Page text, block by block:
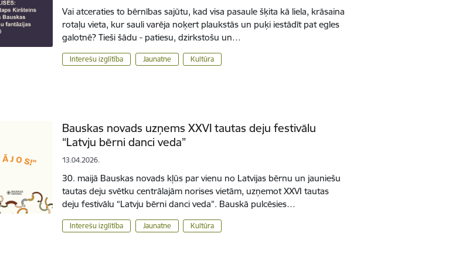
Vai atceraties to bērnības sajūtu, kad visa pasaule šķita kā liela, krāsaina
rotaļu vieta, kur sauli varēja noķert plaukstās un puķi iestādīt pat egles
galotnē? Tieši šādu - patiesu, dzirkstošu un…
Interešu izglītība Jaunatne Kultūra
Bauskas novads uzņems XXVI tautas deju festivālu
“Latvju bērni danci veda”
13.04.2026.
30. maijā Bauskas novads kļūs par vienu no Latvijas bērnu un jauniešu
tautas deju svētku centrālajām norises vietām, uzņemot XXVI tautas
deju festivālu “Latvju bērni danci veda”. Bauskā pulcēsies…
Interešu izglītība Jaunatne Kultūra